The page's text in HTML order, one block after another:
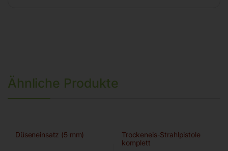
Ähnliche Produkte
Düseneinsatz (5 mm)
Trockeneis-Strahlpistole
komplett